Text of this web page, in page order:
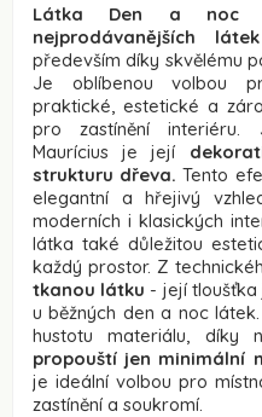
Látka Den a noc
nejprodávanějších látek
především díky skvělému
Je oblíbenou volbou
praktické, estetické a
pro zastínění interiéru.
Maurícius je její
strukturu dřeva.Tento
elegantní a hřejivý
moderních i klasických
látka také důležitou
každý prostor. Z
tkanou látku - její tloušťka
u běžných den a noc
hustotu materiálu, díky
propouští jen minimální
je ideální volbou pro
zastínění a soukromí.